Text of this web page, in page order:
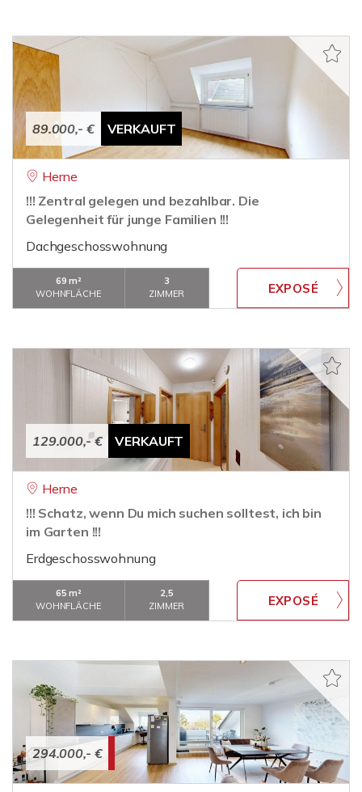
89.000,- € VERKAUFT
Herne
!!! Zentral gelegen und bezahlbar. Die
Gelegenheit für junge Familien !!!
Dachgeschosswohnung
69 m²
WOHNFLÄCHE
3
ZIMMER
129.000,- € VERKAUFT
Herne
!!! Schatz, wenn Du mich suchen solltest, ich bin
im Garten !!!
Erdgeschosswohnung
65 m²
WOHNFLÄCHE
2,5
ZIMMER
294.000,- €